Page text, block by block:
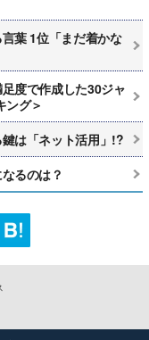
葉 1位「まだ着かな
度で作成した30ジャ
ング＞
は「ネット活用」!?
るのは？